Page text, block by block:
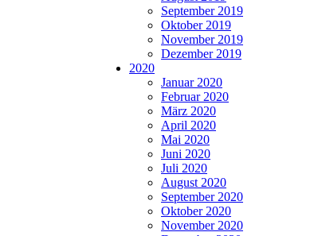
September 2019
Oktober 2019
November 2019
Dezember 2019
2020
Januar 2020
Februar 2020
März 2020
April 2020
Mai 2020
Juni 2020
Juli 2020
August 2020
September 2020
Oktober 2020
November 2020